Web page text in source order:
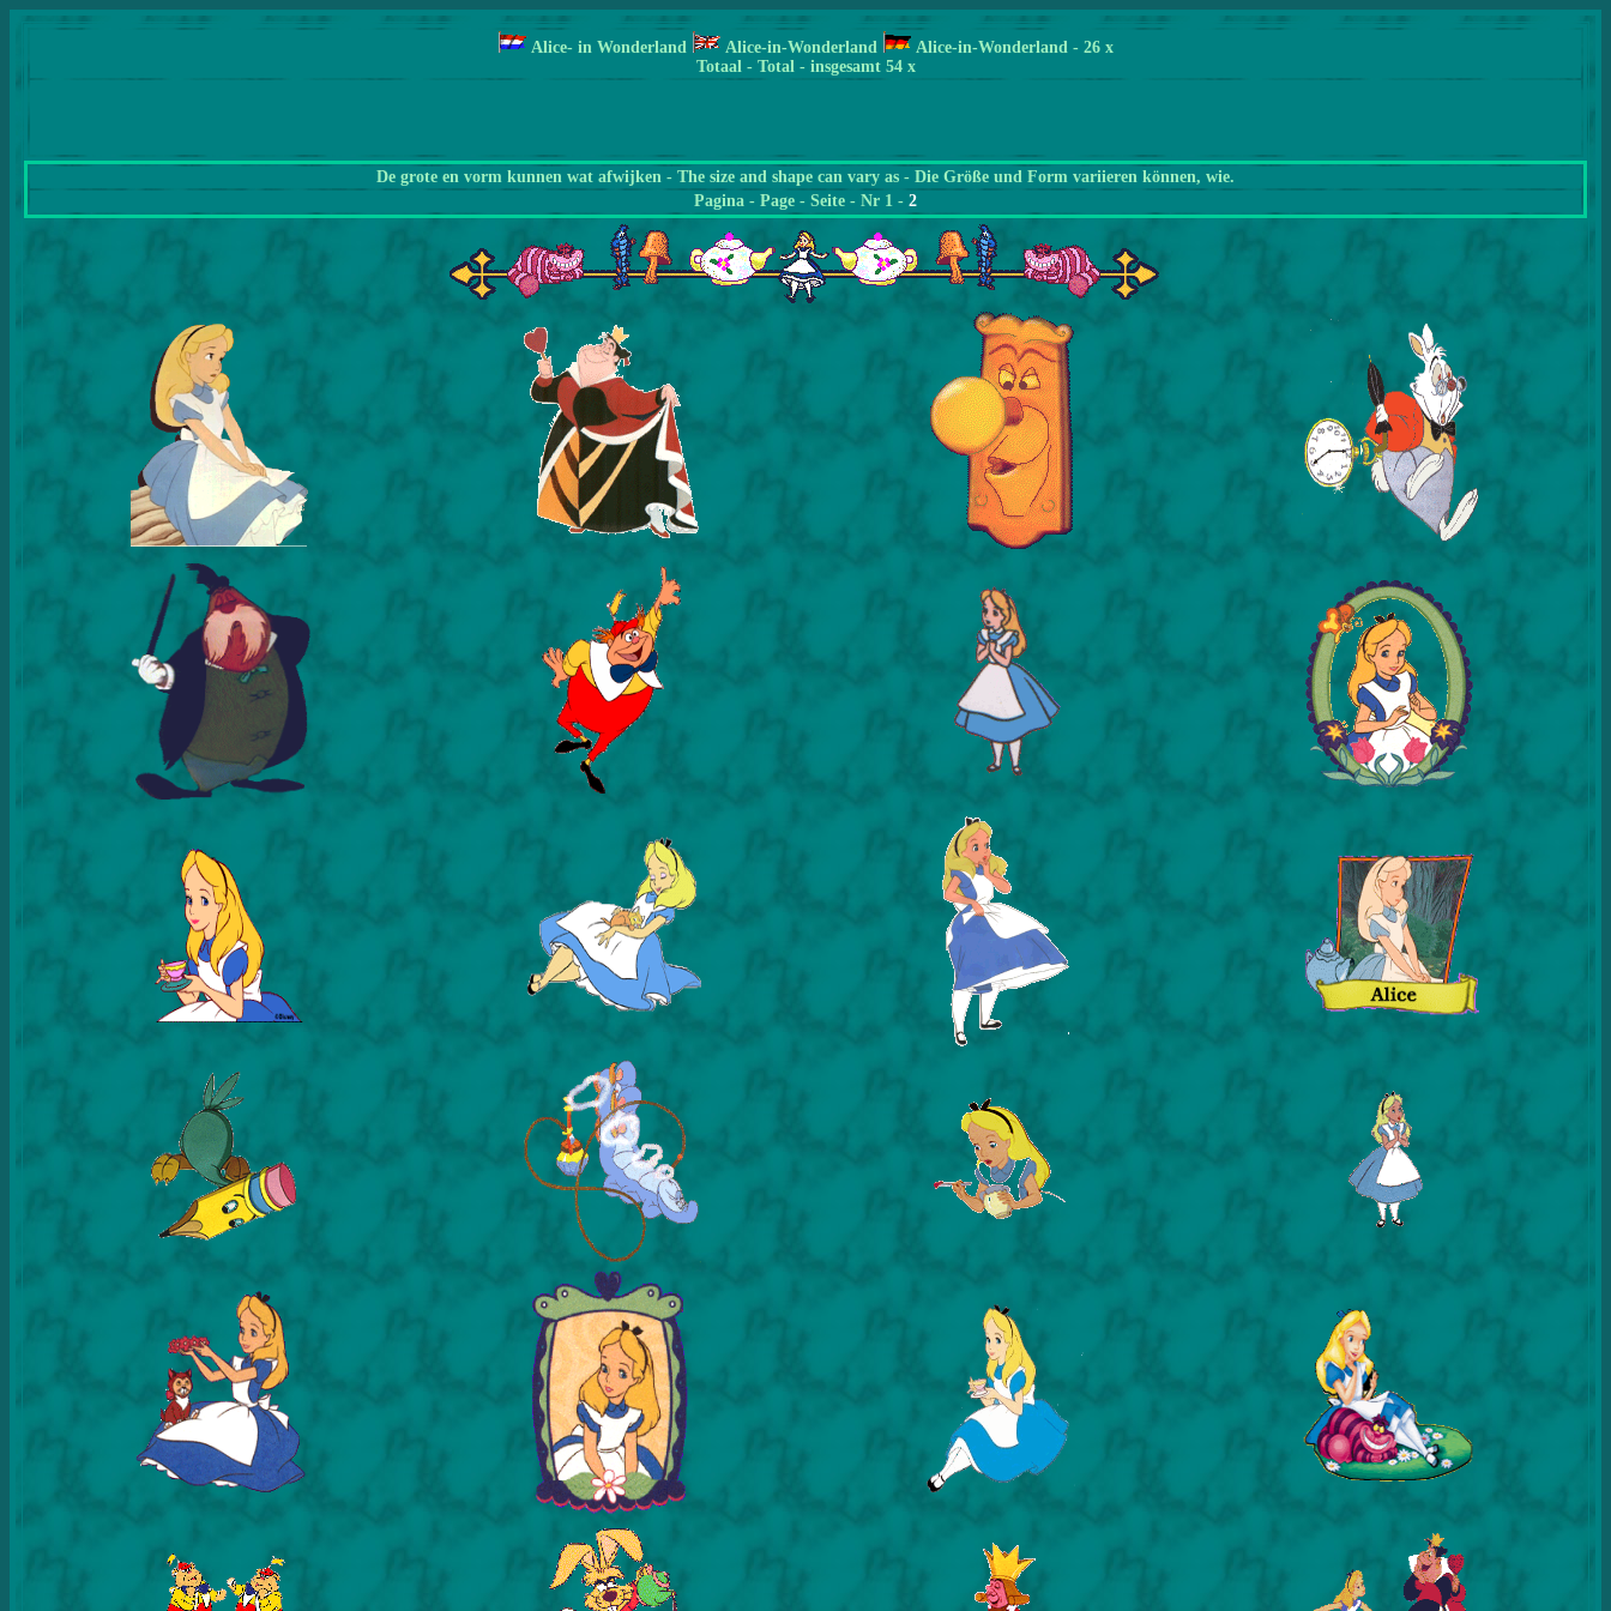
Alice- in Wonderland Alice-in-Wonderland Alice-in-Wonderland - 26 x
Totaal - Total - insgesamt 54 x
De grote en vorm kunnen wat afwijken - The size and shape can vary as - Die Größe und Form variieren können, wie.
Pagina - Page - Seite - Nr 1 - 2